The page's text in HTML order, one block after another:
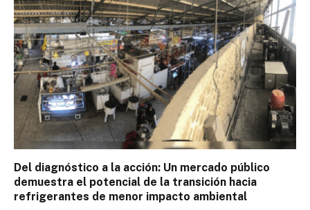
Del diagnóstico a la acción: Un mercado público
demuestra el potencial de la transición hacia
refrigerantes de menor impacto ambiental